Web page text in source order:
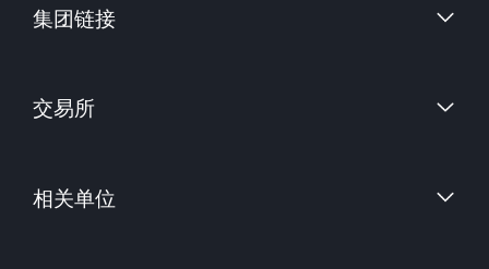
集团链接
交易所
中国金融期货交易所
相关单位